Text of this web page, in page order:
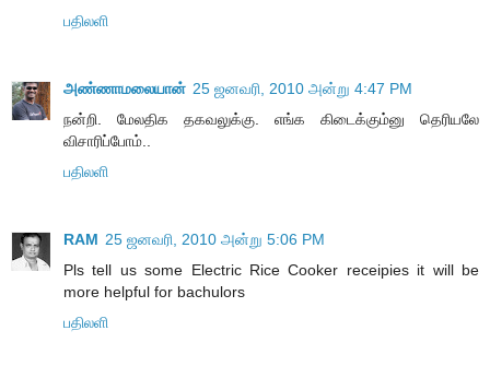
பதிலளி
அண்ணாமலையான் 25 ஜனவரி, 2010 அன்று 4:47 PM
நன்றி. மேலதிக தகவலுக்கு. எங்க கிடைக்கும்னு தெரியலே
விசாரிப்போம்..
பதிலளி
RAM 25 ஜனவரி, 2010 அன்று 5:06 PM
Pls tell us some Electric Rice Cooker receipies it will be
more helpful for bachulors
பதிலளி